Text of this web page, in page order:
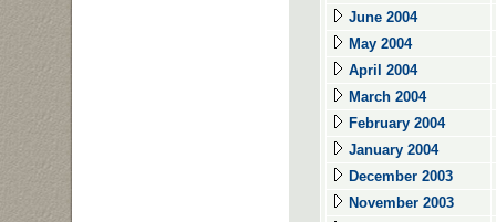
June 2004
May 2004
April 2004
March 2004
February 2004
January 2004
December 2003
November 2003